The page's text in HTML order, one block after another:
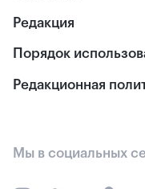
Редакция
Порядок
Редакционная
Мы в социальных